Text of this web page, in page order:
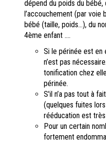
dépend du poids du
l’accouchement (par voie
bébé (taille, poids…), du
4ème enfant ….
Si le périnée est en
n’est pas
tonification chez
périnée.
S'il n’a pas tout à
(quelques fuites
rééducation est
Pour un certain
fortement